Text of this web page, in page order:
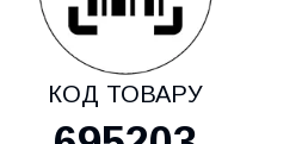
КОД ТОВАРУ